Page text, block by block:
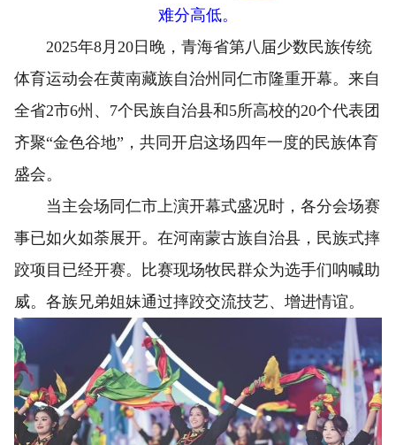
难分高低。
2025年8月20日晚，青海省第八届少数民族传统
体育运动会在黄南藏族自治州同仁市隆重开幕。来自
全省2市6州、7个民族自治县和5所高校的20个代表团
齐聚“金色谷地”，共同开启这场四年一度的民族体育
盛会。
当主会场同仁市上演开幕式盛况时，各分会场赛
事已如火如荼展开。在河南蒙古族自治县，民族式摔
跤项目已经开赛。比赛现场牧民群众为选手们呐喊助
威。各族兄弟姐妹通过摔跤交流技艺、增进情谊。